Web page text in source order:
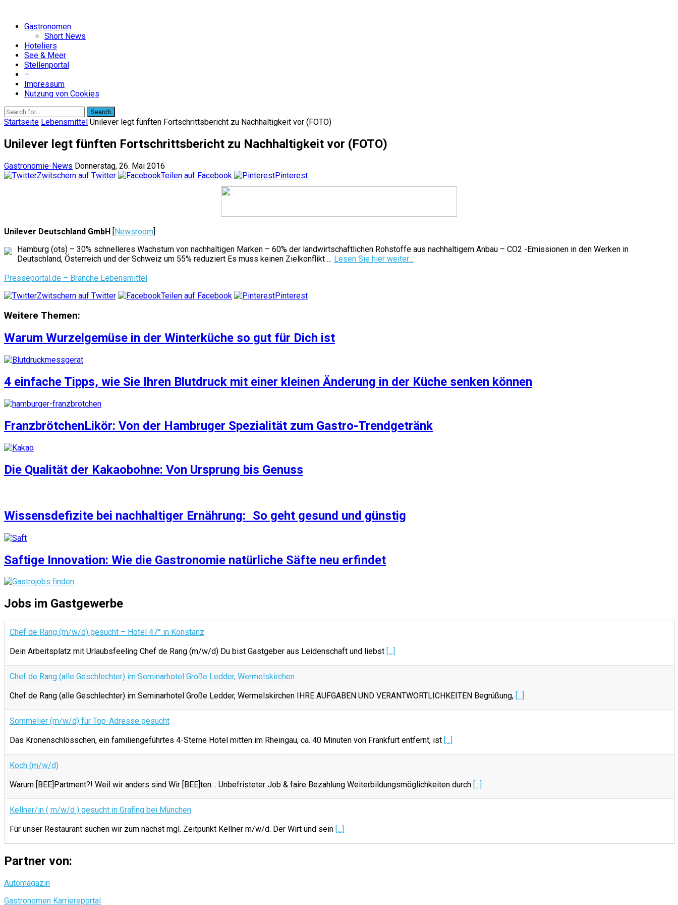
Gastronomen
Short News
Hoteliers
See & Meer
Stellenportal
–
Impressum
Nutzung von Cookies
Search
Startseite Lebensmittel Unilever legt fünften Fortschrittsbericht zu Nachhaltigkeit vor (FOTO)
Unilever legt fünften Fortschrittsbericht zu Nachhaltigkeit vor (FOTO)
Gastronomie-News Donnerstag, 26. Mai 2016
Zwitschern auf Twitter
Teilen auf Facebook Pinterest
Unilever Deutschland GmbH [Newsroom]
Hamburg (ots) – 30% schnelleres Wachstum von nachhaltigen Marken – 60% der landwirtschaftlichen Rohstoffe aus nachhaltigem Anbau – CO2 -Emissionen in den Werken in
Deutschland, Österreich und der Schweiz um 55% reduziert Es muss keinen Zielkonflikt … Lesen Sie hier weiter…
Presseportal.de – Branche Lebensmittel
Zwitschern auf Twitter
Teilen auf Facebook Pinterest
Weitere Themen:
Warum Wurzelgemüse in der Winterküche so gut für Dich ist
4 einfache Tipps, wie Sie Ihren Blutdruck mit einer kleinen Änderung in der Küche senken können
FranzbrötchenLikör: Von der Hambruger Spezialität zum Gastro-Trendgetränk
Die Qualität der Kakaobohne: Von Ursprung bis Genuss
Wissensdefizite bei nachhaltiger Ernährung: So geht gesund und günstig
Saftige Innovation: Wie die Gastronomie natürliche Säfte neu erfindet
Jobs im Gastgewerbe
Chef de Rang (m/w/d) gesucht – Hotel 47° in Konstanz
Dein Arbeitsplatz mit Urlaubsfeeling Chef de Rang (m/w/d) Du bist Gastgeber aus Leidenschaft und liebst [...]
Chef de Rang (alle Geschlechter) im Seminarhotel Große Ledder, Wermelskirchen
Chef de Rang (alle Geschlechter) im Seminarhotel Große Ledder, Wermelskirchen IHRE AUFGABEN UND VERANTWORTLICHKEITEN Begrüßung, [...]
Sommelier (m/w/d) für Top-Adresse gesucht
Das Kronenschlösschen, ein familiengeführtes 4-Sterne Hotel mitten im Rheingau, ca. 40 Minuten von Frankfurt entfernt, ist [...]
Koch (m/w/d)
Warum [BEE]Partment?! Weil wir anders sind Wir [BEE]ten… Unbefristeter Job & faire Bezahlung Weiterbildungsmöglichkeiten durch [...]
Kellner/in ( m/w/d ) gesucht in Grafing bei München
Für unser Restaurant suchen wir zum nächst mgl. Zeitpunkt Kellner m/w/d. Der Wirt und sein [...]
Partner von:
Automagazin
Gastronomen Karriereportal